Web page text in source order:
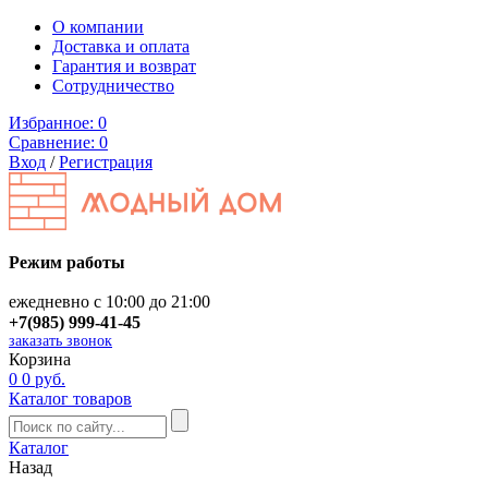
О компании
Доставка и оплата
Гарантия и возврат
Сотрудничество
Избранное: 0
Сравнение: 0
Вход /Регистрация
Режим работы
ежедневно с 10:00 до 21:00
+7(985) 999-41-45
заказать звонок
Корзина
0 0 руб.
Каталог товаров
Каталог
Назад